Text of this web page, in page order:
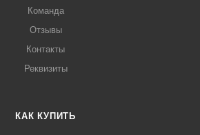
Команда
Отзывы
Контакты
Реквизиты
КАК КУПИТЬ